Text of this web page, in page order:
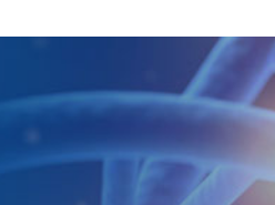
Membre France Biotech